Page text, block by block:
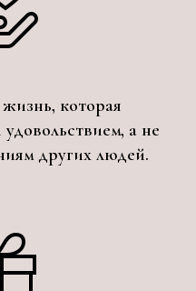
которая
а не
других людей.